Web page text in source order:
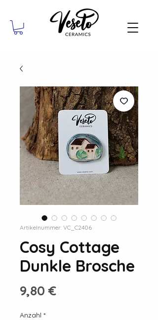
Artikelnummer: VC_C2406
Cosy Cottage
Dunkle Brosche
9,80 €Preis
Anzahl *